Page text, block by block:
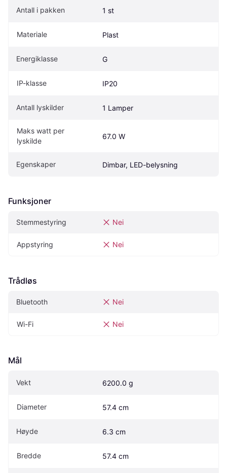
Antall i pakken 1 st
Materiale Plast
Energiklasse G
IP-klasse IP20
Antall lyskilder 1 Lamper
Maks watt per
lyskilde
67.0 W
Egenskaper Dimbar, LED-belysning
Funksjoner
Stemmestyring Nei
Appstyring Nei
Trådløs
Bluetooth Nei
Wi-Fi Nei
Mål
Vekt 6200.0 g
Diameter 57.4 cm
Høyde 6.3 cm
Bredde 57.4 cm